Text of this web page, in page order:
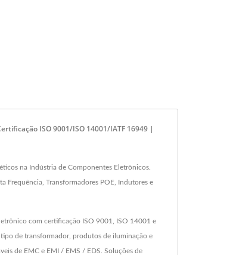
ISO 9001/ISO 14001/IATF 16949 |
na Indústria de Componentes Eletrônicos.
Frequência, Transformadores POE, Indutores e
com certificação ISO 9001, ISO 14001 e
de transformador, produtos de iluminação e
de EMC e EMI / EMS / EDS. Soluções de